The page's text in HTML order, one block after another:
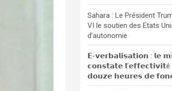
Sahara : Le Président
VI le soutien des Etats
d’autonomie
𝗘-𝘃𝗲𝗿𝗯𝗮𝗹𝗶𝘀𝗮𝘁𝗶𝗼𝗻 : 𝗹𝗲
𝗰𝗼𝗻𝘀𝘁𝗮𝘁𝗲
𝗱𝗼𝘂𝘇𝗲 𝗵𝗲𝘂𝗿𝗲𝘀 𝗱𝗲